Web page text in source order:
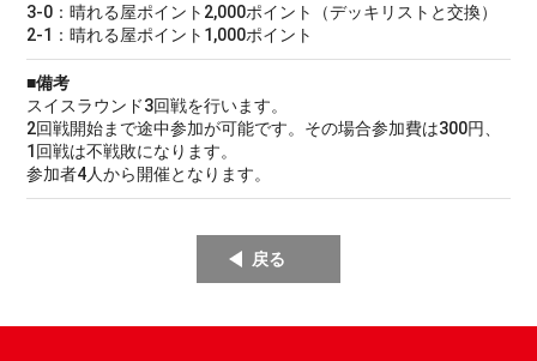
3-0：晴れる屋ポイント2,000ポイント（デッキリストと交換）
2-1：晴れる屋ポイント1,000ポイント
■備考
スイスラウンド3回戦を行います。
2回戦開始まで途中参加が可能です。その場合参加費は300円、
1回戦は不戦敗になります。
参加者4人から開催となります。
戻る